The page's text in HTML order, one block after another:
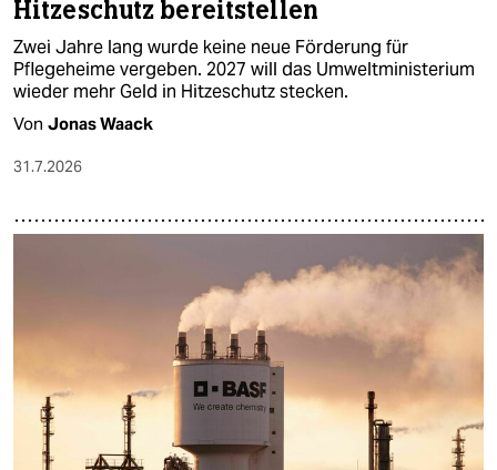
Hitzeschutz bereitstellen
Zwei Jahre lang wurde keine neue Förderung für
Pflegeheime vergeben. 2027 will das Umweltministerium
wieder mehr Geld in Hitzeschutz stecken.
Von Jonas Waack
31.7.2026